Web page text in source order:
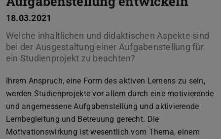
18.03.2021
Welche inhaltlichen und didaktischen Aspekte sind
bei der Ausgestaltung einer Aufgabenstellung für
ein Studienprojekt zu beachten?
Ihrem Anspruch, eine Form des aktiven Lernens zu sein,
werden Studienprojekte vor allem durch eine motivierende
und angemessene Aufgabenstellung und aktivierende
Lernbegleitung und Betreuung gerecht. Die
Motivationswirkung ist wesentlich vom Thema, einem